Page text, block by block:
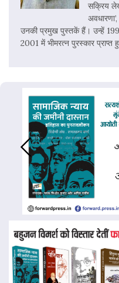
सक्रिय
उनकी प्रमुख पुस्तकें हैं। उन्हें
2001 में भीमरत्न पुरस्कार प्राप्त